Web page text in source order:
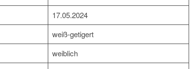
17.05.2024
weiß-getigert
weiblich